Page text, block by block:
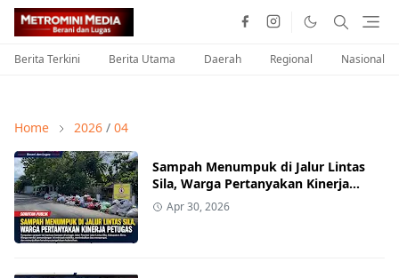
Berita Terkini Berita Utama Daerah Regional Nasional
Home 2026 / 04
Sampah Menumpuk di Jalur Lintas
Sila, Warga Pertanyakan Kinerja
Petugas
Apr 30, 2026